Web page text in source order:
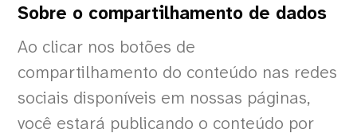
Sobre o compartilhamento de dados
Ao clicar nos botões de
compartilhamento do conteúdo nas redes
sociais disponíveis em nossas páginas,
você estará publicando o conteúdo por